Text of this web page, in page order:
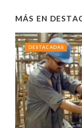
MÁS EN
DESTACADAS